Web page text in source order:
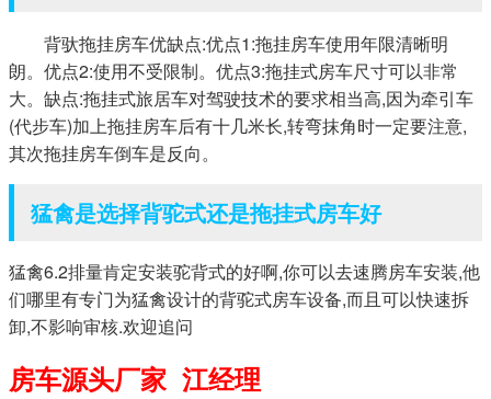
背驮拖挂房车优缺点:优点1:拖挂房车使用年限清晰明
朗。优点2:使用不受限制。优点3:拖挂式房车尺寸可以非常
大。缺点:拖挂式旅居车对驾驶技术的要求相当高,因为牵引车
(代步车)加上拖挂房车后有十几米长,转弯抹角时一定要注意,
其次拖挂房车倒车是反向。
猛禽是选择背驼式还是拖挂式房车好
猛禽6.2排量肯定安装驼背式的好啊,你可以去速腾房车安装,他
们哪里有专门为猛禽设计的背驼式房车设备,而且可以快速拆
卸,不影响审核.欢迎追问
房车源头厂家 江经理